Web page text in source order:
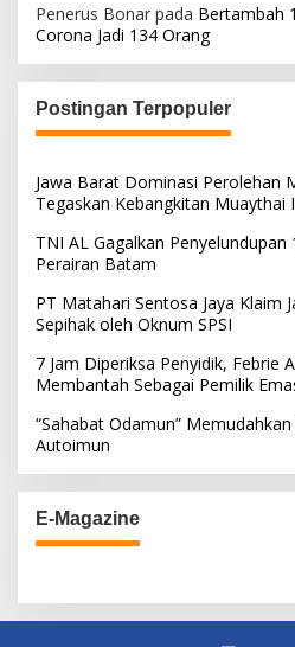
Penerus Bonar pada Bertambah
Corona Jadi 134 Orang
Postingan Terpopuler
Jawa Barat Dominasi Perolehan
Tegaskan Kebangkitan Muaythai
TNI AL Gagalkan
Perairan Batam
PT Matahari Sentosa Jaya Klaim
Sepihak oleh Oknum SPSI
7 Jam Diperiksa Penyidik, Febrie
Membantah Sebagai Pemilik
“Sahabat Odamun”
Autoimun
E-Magazine